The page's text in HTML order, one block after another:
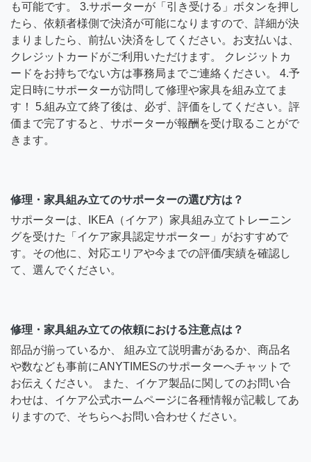
も可能です。 3.サポーターが「引き受ける」ボタンを押し
たら、依頼者様側で決済が可能になりますので、詳細が決
まりましたら、前払い決済をしてください。お支払いは、
クレジットカードがご利用いただけます。 クレジットカ
ードをお持ちでない方は事務局までご連絡ください。 4.予
定日時にサポーターが訪問して修理や家具を組み立てま
す！ 5.組み立て終了後は、必ず、評価をしてください。評
価まで完了すると、サポーターが報酬を受け取ることがで
きます。
修理・家具組み立てのサポーターの選び方は？
サポーターは、IKEA（イケア）家具組み立てトレーニン
グを受けた「イケア家具認定サポーター」がおすすめで
す。その他に、対応エリアや今までの評価/実績を確認し
て、選んでください。
修理・家具組み立ての依頼における注意点は？
部品が揃っているか、 組み立て説明書があるか、商品名
や数なども事前にANYTIMESのサポーターへチャットで
お伝えください。 また、イケア製品に関してのお問い合
わせは、イケア公式ホームページに各種情報が記載してあ
りますので、そちらへお問い合わせください。